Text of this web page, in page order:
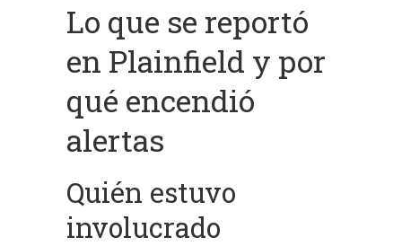
Lo que se reportó
en Plainfield y por
qué encendió
alertas
Quién estuvo
involucrado